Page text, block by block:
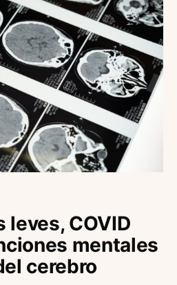
leves, COVID
mentales
cerebro